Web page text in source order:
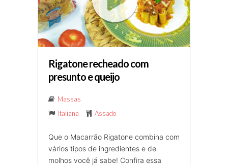
Rigatone recheado com
presunto e queijo
Massas
Italiana
Assado
Que o Macarrão Rigatone combina com
vários tipos de ingredientes e de
molhos você já sabe! Confira essa